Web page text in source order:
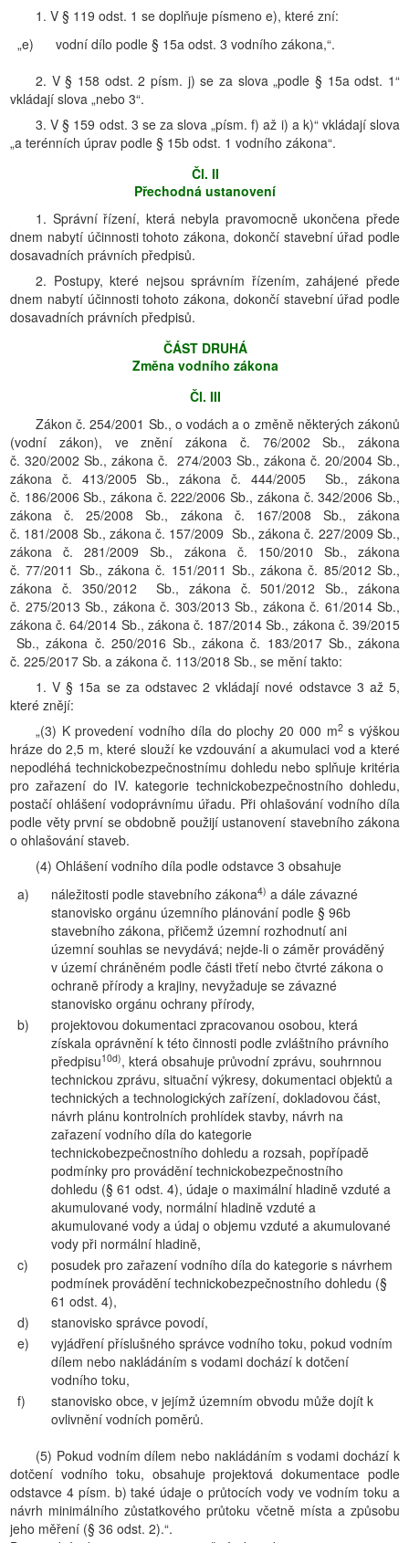
1. V § 119 odst. 1 se doplňuje písmeno e), které zní:
„e)
vodní dílo podle § 15a odst. 3 vodního zákona,“.
2. V § 158 odst. 2 písm. j) se za slova „podle § 15a odst. 1“
vkládají slova „nebo 3“.
3. V § 159 odst. 3 se za slova „písm. f) až i) a k)“ vkládají slova
„a terénních úprav podle § 15b odst. 1 vodního zákona“.
Čl. II
Přechodná ustanovení
1. Správní řízení, která nebyla pravomocně ukončena přede
dnem nabytí účinnosti tohoto zákona, dokončí stavební úřad podle
dosavadních právních předpisů.
2. Postupy, které nejsou správním řízením, zahájené přede
dnem nabytí účinnosti tohoto zákona, dokončí stavební úřad podle
dosavadních právních předpisů.
ČÁST DRUHÁ
Změna vodního zákona
Čl. III
Zákon č. 254/2001 Sb., o vodách a o změně některých zákonů
(vodní zákon), ve znění zákona č. 76/2002 Sb., zákona
č. 320/2002 Sb., zákona č. 274/2003 Sb., zákona č. 20/2004 Sb.,
zákona č. 413/2005 Sb., zákona č. 444/2005 Sb., zákona
č. 186/2006 Sb., zákona č. 222/2006 Sb., zákona č. 342/2006 Sb.,
zákona č. 25/2008 Sb., zákona č. 167/2008 Sb., zákona
č. 181/2008 Sb., zákona č. 157/2009 Sb., zákona č. 227/2009 Sb.,
zákona č. 281/2009 Sb., zákona č. 150/2010 Sb., zákona
č. 77/2011 Sb., zákona č. 151/2011 Sb., zákona č. 85/2012 Sb.,
zákona č. 350/2012 Sb., zákona č. 501/2012 Sb., zákona
č. 275/2013 Sb., zákona č. 303/2013 Sb., zákona č. 61/2014 Sb.,
zákona č. 64/2014 Sb., zákona č. 187/2014 Sb., zákona č. 39/2015
Sb., zákona č. 250/2016 Sb., zákona č. 183/2017 Sb., zákona
č. 225/2017 Sb. a zákona č. 113/2018 Sb., se mění takto:
1. V § 15a se za odstavec 2 vkládají nové odstavce 3 až 5,
které znějí:
„(3) K provedení vodního díla do plochy 20 000 m2s výškou
hráze do 2,5 m, které slouží ke vzdouvání a akumulaci vod a které
nepodléhá technickobezpečnostnímu dohledu nebo splňuje kritéria
pro zařazení do IV. kategorie technickobezpečnostního dohledu,
postačí ohlášení vodoprávnímu úřadu. Při ohlašování vodního díla
podle věty první se obdobně použijí ustanovení stavebního zákona
o ohlašování staveb.
(4) Ohlášení vodního díla podle odstavce 3 obsahuje
a)
náležitosti podle stavebního zákona4) a dále závazné
stanovisko orgánu územního plánování podle § 96b
stavebního zákona, přičemž územní rozhodnutí ani
územní souhlas se nevydává; nejde-li o záměr prováděný
v území chráněném podle části třetí nebo čtvrté zákona o
ochraně přírody a krajiny, nevyžaduje se závazné
stanovisko orgánu ochrany přírody,
b)
projektovou dokumentaci zpracovanou osobou, která
získala oprávnění k této činnosti podle zvláštního právního
předpisu10d), která obsahuje průvodní zprávu, souhrnnou
technickou zprávu, situační výkresy, dokumentaci objektů a
technických a technologických zařízení, dokladovou část,
návrh plánu kontrolních prohlídek stavby, návrh na
zařazení vodního díla do kategorie
technickobezpečnostního dohledu a rozsah, popřípadě
podmínky pro provádění technickobezpečnostního
dohledu (§ 61 odst. 4), údaje o maximální hladině vzduté a
akumulované vody, normální hladině vzduté a
akumulované vody a údaj o objemu vzduté a akumulované
vody při normální hladině,
c)
posudek pro zařazení vodního díla do kategorie s návrhem
podmínek provádění technickobezpečnostního dohledu (§
61 odst. 4),
d)
stanovisko správce povodí,
e)
vyjádření příslušného správce vodního toku, pokud vodním
dílem nebo nakládáním s vodami dochází k dotčení
vodního toku,
f)
stanovisko obce, v jejímž územním obvodu může dojít k
ovlivnění vodních poměrů.
(5) Pokud vodním dílem nebo nakládáním s vodami dochází k
dotčení vodního toku, obsahuje projektová dokumentace podle
odstavce 4 písm. b) také údaje o průtocích vody ve vodním toku a
návrh minimálního zůstatkového průtoku včetně místa a způsobu
jeho měření (§ 36 odst. 2).“.